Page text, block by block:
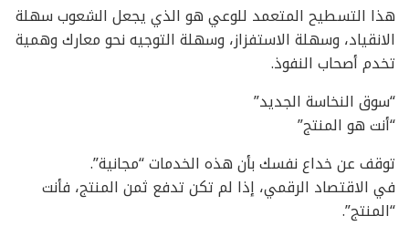
هذا التسطيح المتعمد للوعي هو الذي يجعل الشعوب سهلة
الانقياد، وسهلة الاستفزاز، وسهلة التوجيه نحو معارك وهمية
تخدم أصحاب النفوذ.
“سوق النخاسة الجديد”
“أنت هو المنتج”
توقف عن خداع نفسك بأن هذه الخدمات “مجانية”.
في الاقتصاد الرقمي، إذا لم تكن تدفع ثمن المنتج، فأنت
“المنتج”.